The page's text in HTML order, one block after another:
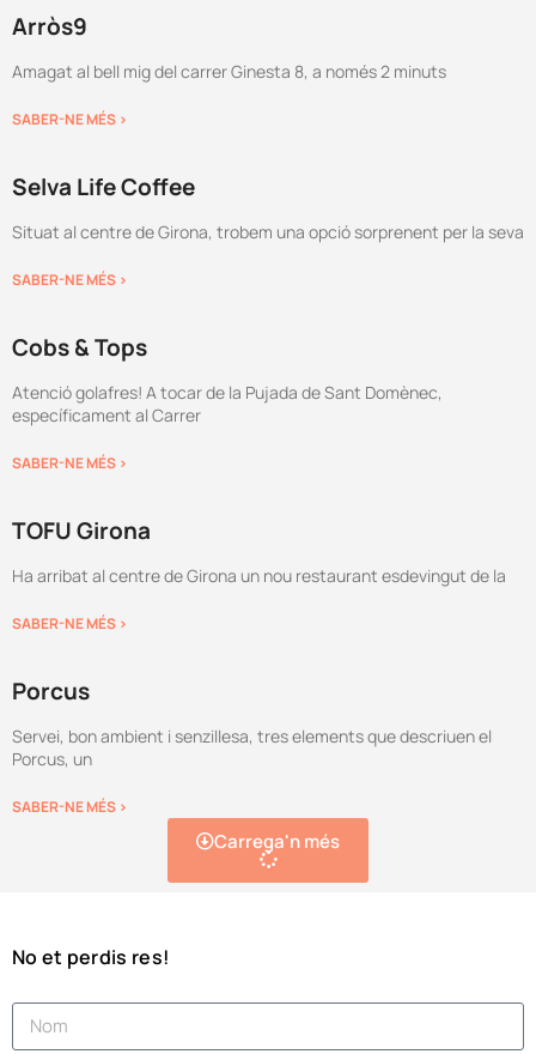
Arròs9
Amagat al bell mig del carrer Ginesta 8, a només 2 minuts
SABER-NE MÉS >
Selva Life Coffee
Situat al centre de Girona, trobem una opció sorprenent per la seva
SABER-NE MÉS >
Cobs & Tops
Atenció golafres! A tocar de la Pujada de Sant Domènec,
específicament al Carrer
SABER-NE MÉS >
TOFU Girona
Ha arribat al centre de Girona un nou restaurant esdevingut de la
SABER-NE MÉS >
Porcus
Servei, bon ambient i senzillesa, tres elements que descriuen el
Porcus, un
SABER-NE MÉS >
Carrega'n més
No et perdis res!